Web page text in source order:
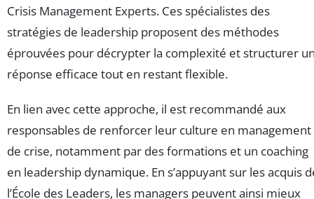
Crisis Management Experts. Ces spécialistes des
stratégies de leadership proposent des méthodes
éprouvées pour décrypter la complexité et structurer
réponse efficace tout en restant flexible.
En lien avec cette approche, il est recommandé aux
responsables de renforcer leur culture en management
de crise, notamment par des formations et un coaching
en leadership dynamique. En s’appuyant sur les acquis
l’École des Leaders, les managers peuvent ainsi mieux